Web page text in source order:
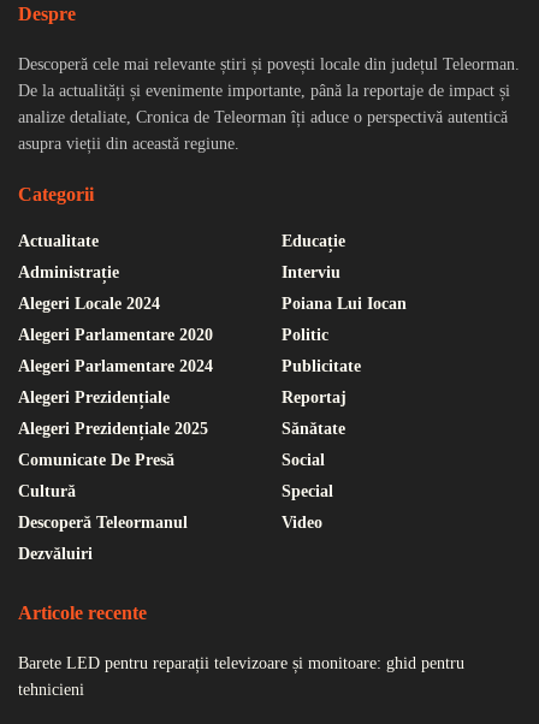
Despre
Descoperă cele mai relevante știri și povești locale din județul Teleorman.
De la actualități și evenimente importante, până la reportaje de impact și
analize detaliate, Cronica de Teleorman îți aduce o perspectivă autentică
asupra vieții din această regiune.
Categorii
Actualitate
Administrație
Alegeri Locale 2024
Alegeri Parlamentare 2020
Alegeri Parlamentare 2024
Alegeri Prezidențiale
Alegeri Prezidențiale 2025
Comunicate De Presă
Cultură
Descoperă Teleormanul
Dezvăluiri
Educație
Interviu
Poiana Lui Iocan
Politic
Publicitate
Reportaj
Sănătate
Social
Special
Video
Articole recente
Barete LED pentru reparații televizoare și monitoare: ghid pentru
tehnicieni